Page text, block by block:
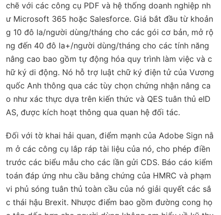
chẽ với các công cụ PDF và hệ thống doanh nghiệp nh
ư Microsoft 365 hoặc Salesforce. Giá bắt đầu từ khoản
g 10 đô la/người dùng/tháng cho các gói cơ bản, mở rộ
ng đến 40 đô la+/người dùng/tháng cho các tính năng
nâng cao bao gồm tự động hóa quy trình làm việc và c
hữ ký di động. Nó hỗ trợ luật chữ ký điện tử của Vương
quốc Anh thông qua các tùy chọn chứng nhận nâng ca
o như xác thực dựa trên kiến thức và QES tuân thủ eID
AS, được kích hoạt thông qua quan hệ đối tác.
Đối với tờ khai hải quan, điểm mạnh của Adobe Sign nằ
m ở các công cụ lắp ráp tài liệu của nó, cho phép điền
trước các biểu mẫu cho các lần gửi CDS. Báo cáo kiểm
toán đáp ứng nhu cầu bằng chứng của HMRC và phạm
vi phủ sóng tuân thủ toàn cầu của nó giải quyết các sắ
c thái hậu Brexit. Nhược điểm bao gồm đường cong họ